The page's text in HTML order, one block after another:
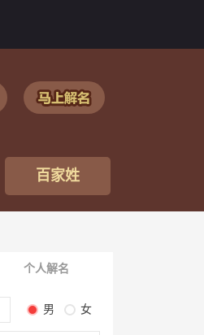
百家姓
个人解名
男 女